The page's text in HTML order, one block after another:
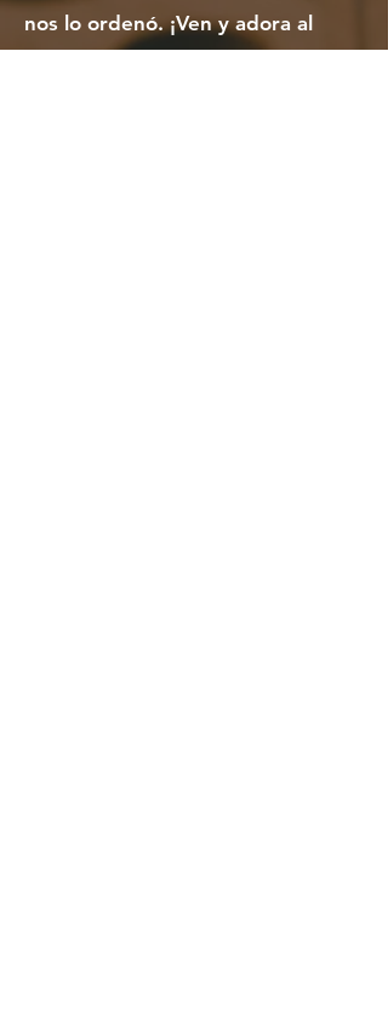
nos lo ordenó. ¡Ven y adora al